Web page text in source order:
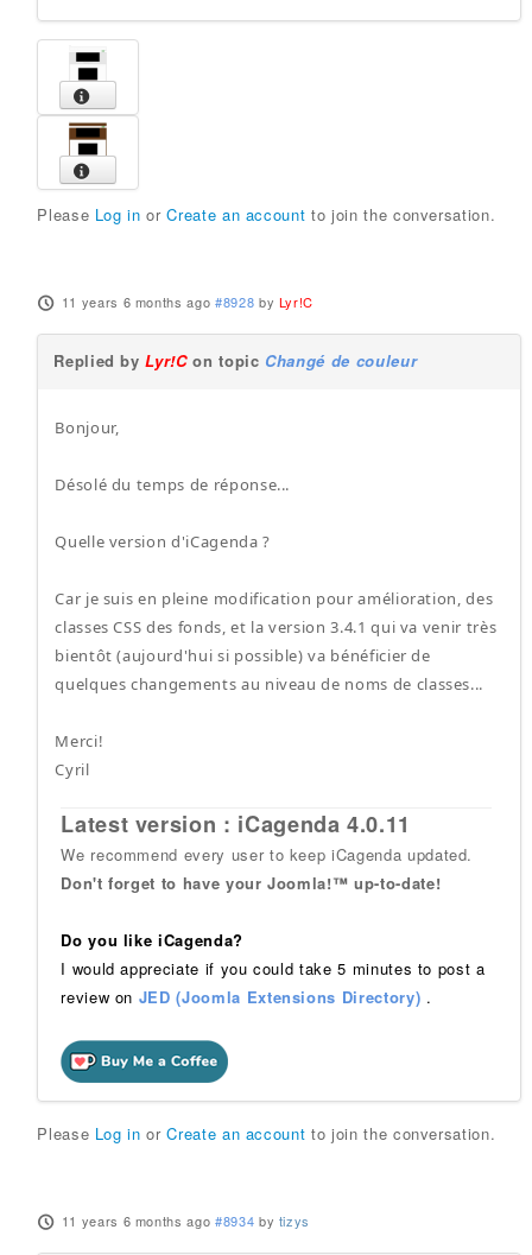
Please Log in orCreate an account to join the conversation.
11 years 6 months ago #8928 by Lyr!C
Replied byLyr!Con topic Changé de couleur
Bonjour,
Désolé du temps de réponse...
Quelle version d'iCagenda ?
Car je suis en pleine modification pour amélioration, des
classes CSS des fonds, et la version 3.4.1 qui va venir très
bientôt (aujourd'hui si possible) va bénéficier de
quelques changements au niveau de noms de classes...
Merci!
Cyril
Latest version : iCagenda 4.0.11
We recommend every user to keep iCagenda updated.
Don't forget to have your Joomla!™ up-to-date!
Do you like iCagenda?
I would appreciate if you could take 5 minutes to post a
review on JED (Joomla Extensions Directory) .
Please Log in orCreate an account to join the conversation.
11 years 6 months ago #8934 by tizys